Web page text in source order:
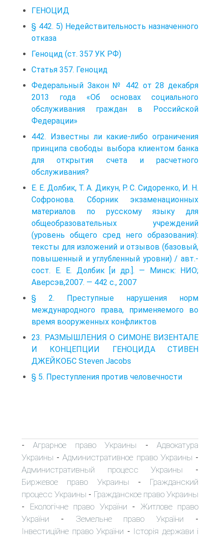
ГЕНОЦИД
§ 442. 5) Недействительность назначенного
отказа
Геноцид (ст. 357 УК РФ)
Статья 357. Геноцид
Федеральный Закон № 442 от 28 декабря
2013 года «Об основах социального
обслуживания граждан в Российской
Федерации»
442. Известны ли какие-либо ограничения
принципа свободы выбора клиентом банка
для открытия счета и расчетного
обслуживания?
Е. Е. Долбик, Т. А. Дикун, Р. С. Сидоренко, И. Н.
Софронова. Сборник экзаменационных
материалов по русскому языку для
общеобразовательных учреждений
(уровень общего сред него образования):
тексты для изложений и отзывов (базовый,
повышенный и углубленный уровни) / авт.-
сост. Е. Е. Долбик [и др.]. — Минск: НИО;
Аверсэв,2007. — 442 с., 2007
§ 2. Преступные нарушения норм
международного права, применяемого во
время вооруженных конфликтов
23. РАЗМЫШЛЕНИЯ О СИМОНЕ ВИЗЕНТАЛЕ
И КОНЦЕПЦИИ ГЕНОЦИДА СТИВЕН
ДЖЕЙКОБС Steven Jacobs
§ 5. Преступления против человечности
-Аграрное право Украины -Адвокатура
Украины -Административное право Украины -
Административный процесс Украины -
Биржевое право Украины - Гражданский
процесс Украины - Гражданское право Украины
- Екологічне право України - Житлове право
України - Земельне право України -
Інвестиційне право України - Історія держави і